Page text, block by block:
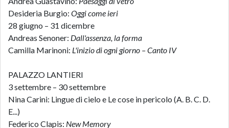
Desideria Burgio: Oggi come ieri
28 giugno – 31 dicembre
Andreas Senoner: Dall'assenza, la forma
Camilla Marinoni: L'inizio di ogni giorno – Canto IV
PALAZZO LANTIERI
3 settembre – 30 settembre
Nina Carini: Lingue di cielo e Le cose in pericolo (A. B. C. D.
E...)
Federico Clapis: New Memory